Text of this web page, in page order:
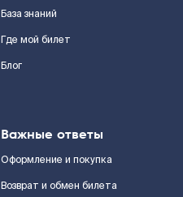
База знаний
Где мой билет
Блог
Важные ответы
Оформление и покупка
Возврат и обмен билета